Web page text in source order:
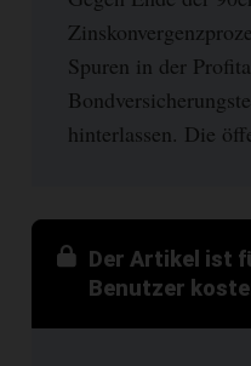
Spuren in der
hinterlassen. Die
Der Artikel ist
Benutzer